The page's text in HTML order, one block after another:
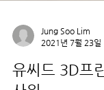
2021년 7월 23일